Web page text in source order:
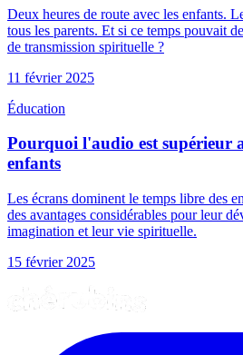
Deux heures de route avec les enfants.
tous les parents. Et si ce temps pouvait
de transmission spirituelle ?
11 février 2025
Éducation
Pourquoi l'audio est supérieur
enfants
Les écrans dominent le temps libre des
des avantages considérables pour leur
imagination et leur vie spirituelle.
15 février 2025